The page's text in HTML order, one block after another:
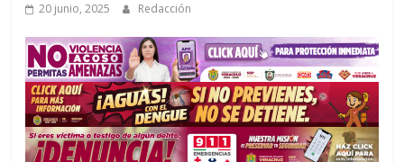
20 junio, 2025 Redacción